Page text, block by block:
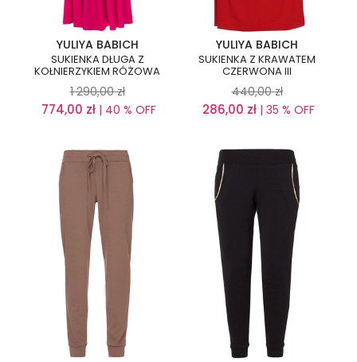
YULIYA BABICH
SUKIENKA DŁUGA Z
KOŁNIERZYKIEM RÓŻOWA
1 290,00 zł
774,00 zł| 40 % OFF
YULIYA BABICH
SUKIENKA Z KRAWATEM
CZERWONA III
440,00 zł
286,00 zł| 35 % OFF